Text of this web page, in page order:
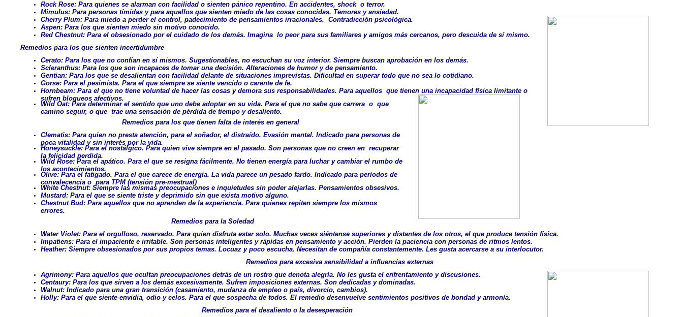
Rock Rose: Para quienes se alarman con facilidad o sienten pánico repentino. En accidentes, shock o terror.
Mimulus: Para personas tímidas y para aquellos que sienten miedo de las cosas conocidas. Temores y ansiedad.
Cherry Plum: Para miedo a perder el control, padecimiento de pensamientos irracionales. Contradicción psicológica.
Aspen: Para los que sienten miedo sin motivo conocido.
Red Chestnut: Para el obsesionado por el cuidado de los demás. Imagina lo peor para sus familiares y amigos más cercanos, pero descuida de sí mismo.
Remedios para los que sienten incertidumbre
Cerato: Para los que no confían en sí mismos. Sugestionables, no escuchan su voz interior. Siempre buscan aprobación en los demás.
Scleranthus: Para los que son incapaces de tomar una decisión. Alteraciones de humor y de pensamiento.
Gentian: Para los que se desalientan con facilidad delante de situaciones imprevistas. Dificultad en superar todo que no sea lo cotidiano.
Gorse: Para el pesimista. Para el que siempre se siente vencido o carente de fe.
Hornbeam: Para el que no tiene voluntad de hacer las cosas y demora sus responsabilidades. Para aquellos que tienen una incapacidad física limitante o
sufren bloqueos afectivos.
Wild Oat: Para determinar el sentido que uno debe adoptar en su vida. Para el que no sabe que carrera o que
camino seguir, o que trae una sensación de pérdida de tiempo y desaliento.
Remedios para los que tienen falta de interés en general
Clematis: Para quien no presta atención, para el soñador, el distraído. Evasión mental. Indicado para personas de
poca vitalidad y sin interés por la vida.
Honeysuckle: Para el nostálgico. Para quien vive siempre en el pasado. Son personas que no creen en recuperar
la felicidad perdida.
Wild Rose: Para el apático. Para el que se resigna fácilmente. No tienen energía para luchar y cambiar el rumbo de
los acontecimientos.
Olive: Para el fatigado. Para el que carece de energía. La vida parece un pesado fardo. Indicado para períodos de
convalecencia o para TPM (tensión pre-mestrual)
White Chestnut: Siempre las mismas preocupaciones e inquietudes sin poder alejarlas. Pensamientos obsesivos.
Mustard: Para el que se siente triste y deprimido sin que exista motivo alguno.
Chestnut Bud: Para aquellos que no aprenden de la experiencia. Para quienes repiten siempre los mismos
errores.
Remedios para la Soledad
Water Violet: Para el orgulloso, reservado. Para quien disfruta estar solo. Muchas veces siéntense superiores y distantes de los otros, el que produce tensión física.
Impatiens: Para el impaciente e irritable. Son personas inteligentes y rápidas en pensamiento y acción. Pierden la paciencia con personas de ritmos lentos.
Heather: Siempre obsesionados por sus propios temas. Locuaz y poco escucha. Necesitan de compañía constantemente. Les gusta acercarse a su interlocutor.
Remedios para excesiva sensibilidad a influencias externas
Agrimony: Para aquellos que ocultan preocupaciones detrás de un rostro que denota alegría. No les gusta el enfrentamiento y discusiones.
Centaury: Para los que sirven a los demás excesivamente. Sufren imposiciones externas. Son dedicadas y dominadas.
Walnut: Indicado para una gran transición (casamiento, mudanza de empleo o país, divorcio, cambios).
Holly: Para el que siente envidia, odio y celos. Para el que sospecha de todos. El remedio desenvuelve sentimientos positivos de bondad y armonía.
Remedios para el desaliento o la desesperación